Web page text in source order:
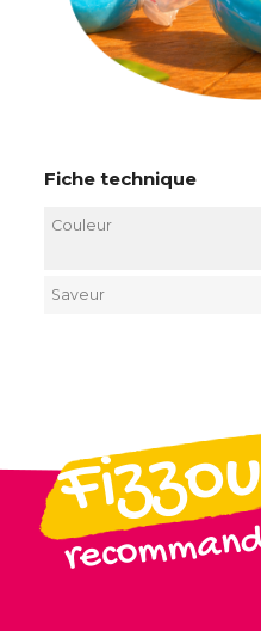
Fiche technique
Couleur
Saveur